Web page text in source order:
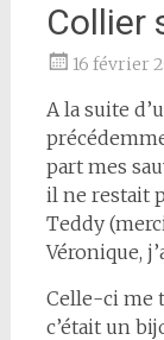
Collier
16 février
A la suite
part mes
il ne restait
Teddy
Véronique,
Celle-ci me
c’était un